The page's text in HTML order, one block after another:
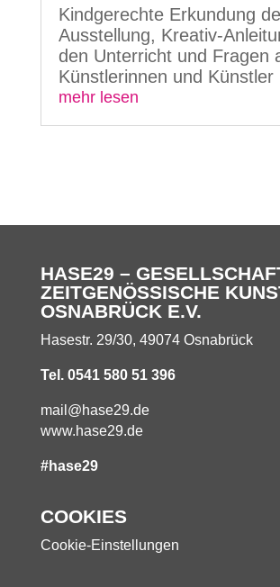
Kindgerechte Erkundung
Ausstellung, Kreativ-
den Unterricht und Fragen
Künstlerinnen und Künstler
mehr lesen
HASE29 –
ZEITGENÖSSISCHE
OSNABRÜCK E.V.
Hasestr. 29/30, 49074 Osnabrück
Tel. 0541 580 51 396
mail@hase29.de
www.hase29.de
#hase29
COOKIES
Cookie-Einstellungen